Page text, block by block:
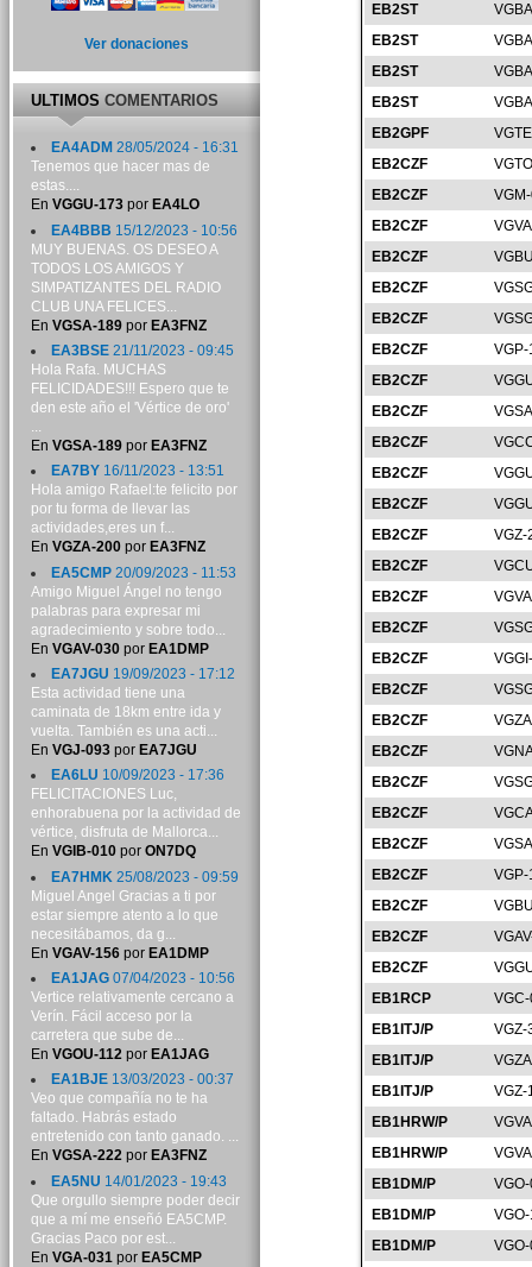
EB2ST
EB2ST
EB2ST
EB2ST
EB2GPF
EB2CZF
EB2CZF
EB2CZF
EB2CZF
EB2CZF
EB2CZF
EB2CZF
EB2CZF
EB2CZF
EB2CZF
EB2CZF
EB2CZF
EB2CZF
VGZ-
EB2CZF
EB2CZF
EB2CZF
EB2CZF
EB2CZF
EB2CZF
EB2CZF
EB2CZF
EB2CZF
EB2CZF
EB2CZF
EB2CZF
EB2CZF
EB2CZF
EB1RCP
EB1ITJ/P
VGZ-
EB1ITJ/P
EB1ITJ/P
VGZ-
EB1HRW/P
EB1HRW/P
EB1DM/P
EB1DM/P
EB1DM/P
Ver donaciones
ULTIMOSCOMENTARIOS
EA4ADM 28/05/2024 - 16:31
Tenemos que hacer mas de
estas....
En VGGU-173por EA4LO
EA4BBB 15/12/2023 - 10:56
MUY BUENAS. OS DESEO A
TODOS LOS AMIGOS Y
SIMPATIZANTES DEL RADIO
CLUB UNA FELICES...
En VGSA-189por EA3FNZ
EA3BSE21/11/2023 - 09:45
Hola Rafa. MUCHAS
FELICIDADES!!! Espero que te
den este año el 'Vértice de oro'
...
En VGSA-189por EA3FNZ
EA7BY16/11/2023 - 13:51
Hola amigo Rafael:te felicito por
por tu forma de llevar las
actividades,eres un f...
En VGZA-200por EA3FNZ
EA5CMP20/09/2023 - 11:53
Amigo Miguel Ángel no tengo
palabras para expresar mi
agradecimiento y sobre todo...
En VGAV-030por EA1DMP
EA7JGU 19/09/2023 - 17:12
Esta actividad tiene una
caminata de 18km entre ida y
vuelta. También es una acti...
En VGJ-093por EA7JGU
EA6LU 10/09/2023 - 17:36
FELICITACIONES Luc,
enhorabuena por la actividad de
vértice, disfruta de Mallorca...
En VGIB-010por ON7DQ
EA7HMK 25/08/2023 - 09:59
Miguel Angel Gracias a ti por
estar siempre atento a lo que
necesitábamos, da g...
En VGAV-156por EA1DMP
EA1JAG07/04/2023 - 10:56
Vertice relativamente cercano a
Verín. Fácil acceso por la
carretera que sube de...
En VGOU-112por EA1JAG
EA1BJE13/03/2023 - 00:37
Veo que compañía no te ha
faltado. Habrás estado
entretenido con tanto ganado. ...
En VGSA-222por EA3FNZ
EA5NU 14/01/2023 - 19:43
Que orgullo siempre poder decir
que a mí me enseñó EA5CMP.
Gracias Paco por est...
En VGA-031 por EA5CMP